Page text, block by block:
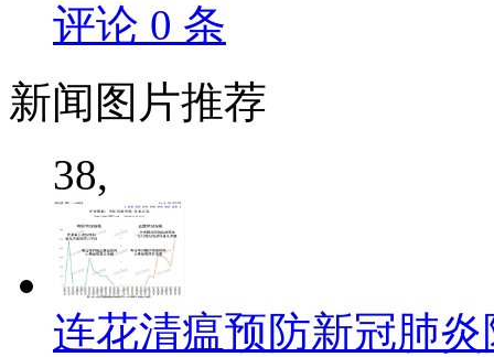
评论 0 条
新闻 图片推荐
38,
连花清瘟预防新冠肺